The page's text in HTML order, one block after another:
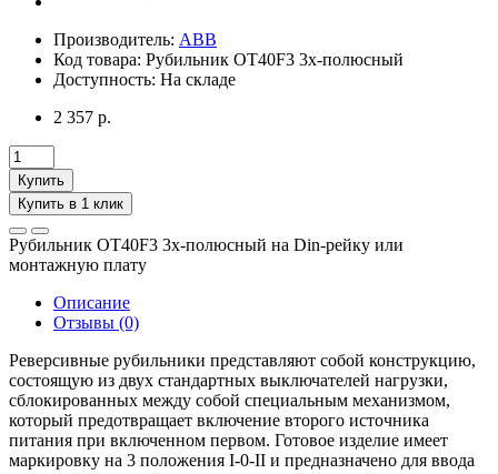
Производитель: ABB
Код товара: Рубильник ОТ40F3 3х-полюсный
Доступность: На складе
2 357 р.
Купить
Купить в 1 клик
Рубильник ОТ40F3 3х-полюсный на Din-рейку или
монтажную плату
Описание
Отзывы (0)
Реверсивные рубильники представляют собой конструкцию,
состоящую из двух стандартных выключателей нагрузки,
сблокированных между собой специальным механизмом,
который предотвращает включение второго источника
питания при включенном первом. Готовое изделие имеет
маркировку на 3 положения I-0-II и предназначено для ввода